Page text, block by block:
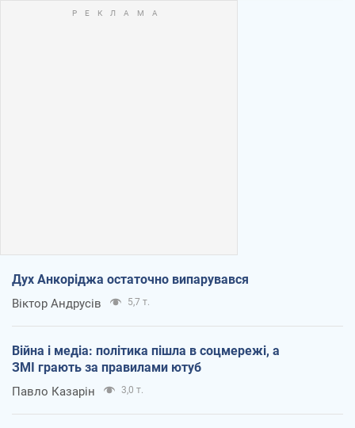
Дух Анкоріджа остаточно випарувався
Віктор Андрусів 5,7 т.
Війна і медіа: політика пішла в соцмережі, а
ЗМІ грають за правилами ютуб
Павло Казарін 3,0 т.